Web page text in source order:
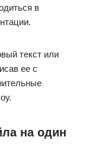
в
текст или
ее с
на один